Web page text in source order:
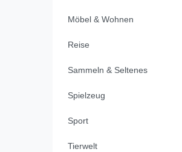
Möbel & Wohnen
Reise
Sammeln & Seltenes
Spielzeug
Sport
Tierwelt